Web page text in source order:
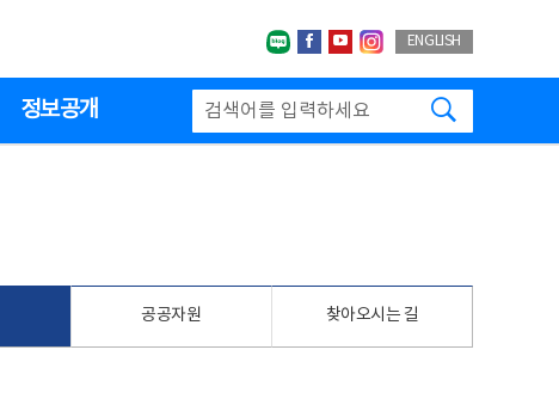
네이버블로그
페이스북
유투브인스타그랩
ENGLISH
정보공개
공공자원 찾아오시는 길